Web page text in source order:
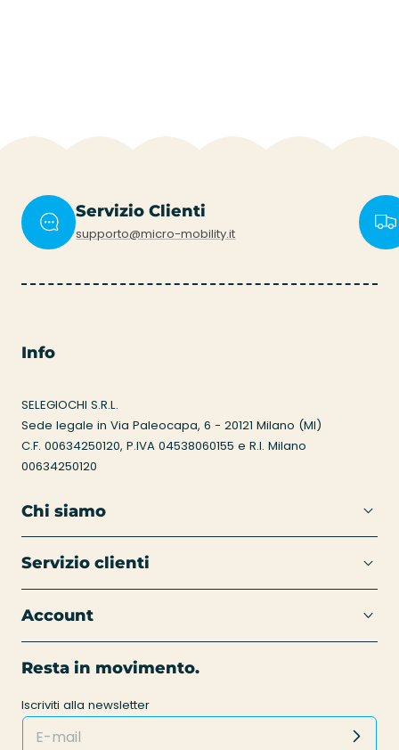
Servizio Clienti
supporto@micro-mobility.it
Info
SELEGIOCHI S.R.L.
Sede legale in Via Paleocapa, 6 - 20121 Milano (MI)
C.F. 00634250120, P.IVA 04538060155 e R.I. Milano
00634250120
Chi siamo
Servizio clienti
Account
Resta in movimento.
Iscriviti alla newsletter